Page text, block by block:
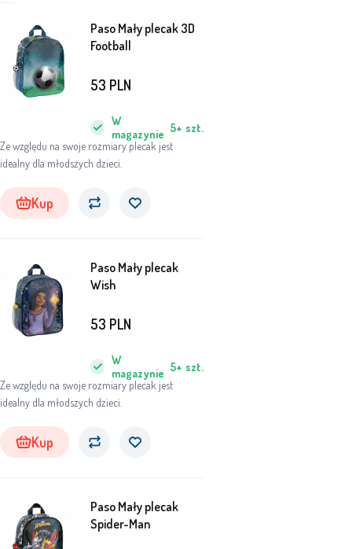
Paso Mały plecak 3D
Football
Ze względu na swoje rozmiary plecak jest
idealny dla młodszych dzieci.
W
magazynie 5+ szt.
53 PLN
Kup
Paso Mały plecak
Wish
Ze względu na swoje rozmiary plecak jest
idealny dla młodszych dzieci.
W
magazynie 5+ szt.
53 PLN
Kup
Paso Mały plecak
Spider-Man